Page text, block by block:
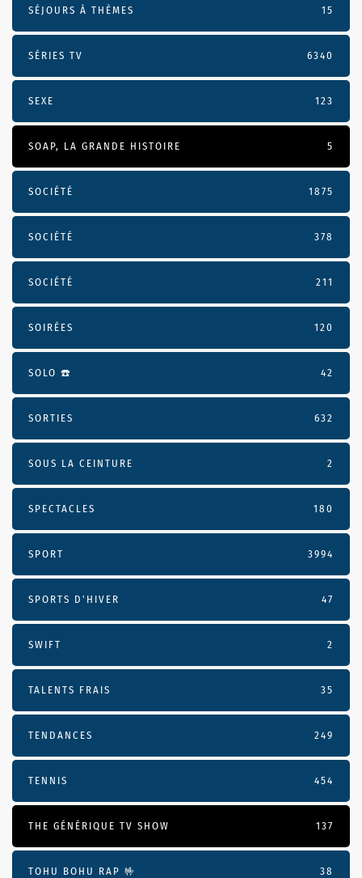
SÉJOURS À THÈMES 15
SÉRIES TV 6340
SEXE 123
SOAP, LA GRANDE HISTOIRE 5
SOCIÉTÉ 1875
SOCIÉTÉ 378
SOCIÉTÉ 211
SOIRÉES 120
SOLO ☎️ 42
SORTIES 632
SOUS LA CEINTURE 2
SPECTACLES 180
SPORT 3994
SPORTS D'HIVER 47
SWIFT 2
TALENTS FRAIS 35
TENDANCES 249
TENNIS 454
THE GÉNÉRIQUE TV SHOW 137
TOHU BOHU RAP 🤟 38